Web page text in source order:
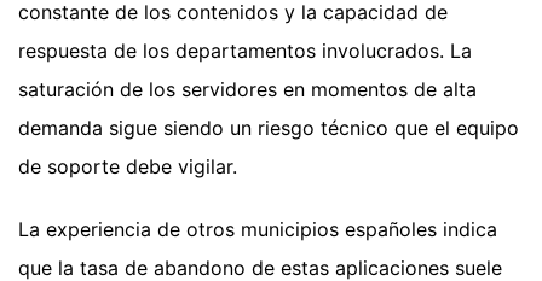
constante de los contenidos y la capacidad de
respuesta de los departamentos involucrados. La
saturación de los servidores en momentos de alta
demanda sigue siendo un riesgo técnico que el equipo
de soporte debe vigilar.
La experiencia de otros municipios españoles indica
que la tasa de abandono de estas aplicaciones suele